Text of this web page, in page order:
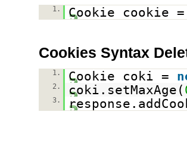
1. Cookie cookie
Cookies Syntax
1. Cookie coki =
2. coki.setMaxAge(
3.